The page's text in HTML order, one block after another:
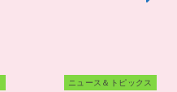
ニュース＆トピックス